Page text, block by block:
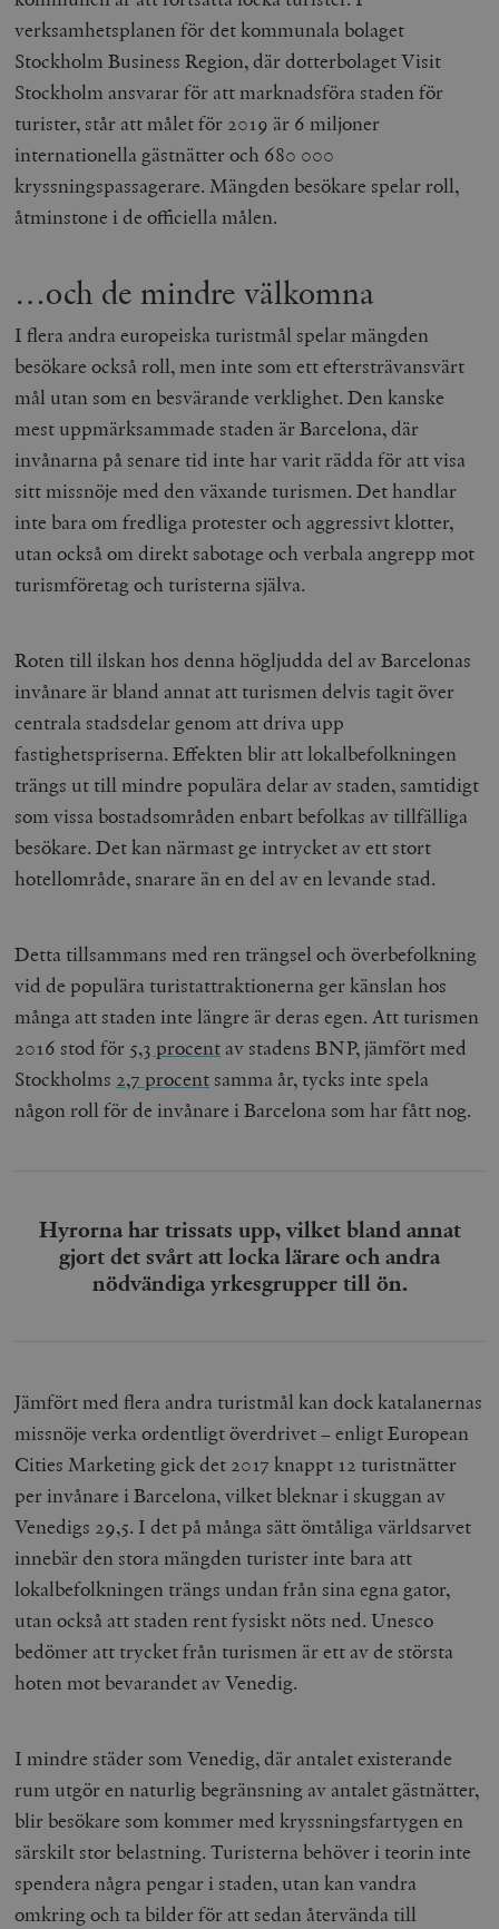
verksamhetsplanen för det kommunala bolaget
Stockholm Business Region, där dotterbolaget Visit
Stockholm ansvarar för att marknadsföra staden för
turister, står att målet för 2019 är 6 miljoner
internationella gästnätter och 680 000
kryssningspassagerare. Mängden besökare spelar roll,
åtminstone i de officiella målen.
…och de mindre välkomna
I flera andra europeiska turistmål spelar mängden
besökare också roll, men inte som ett eftersträvansvärt
mål utan som en besvärande verklighet. Den kanske
mest uppmärksammade staden är Barcelona, där
invånarna på senare tid inte har varit rädda för att visa
sitt missnöje med den växande turismen. Det handlar
inte bara om fredliga protester och aggressivt klotter,
utan också om direkt sabotage och verbala angrepp mot
turismföretag och turisterna själva.
Roten till ilskan hos denna högljudda del av Barcelonas
invånare är bland annat att turismen delvis tagit över
centrala stadsdelar genom att driva upp
fastighetspriserna. Effekten blir att lokalbefolkningen
trängs ut till mindre populära delar av staden, samtidigt
som vissa bostadsområden enbart befolkas av tillfälliga
besökare. Det kan närmast ge intrycket av ett stort
hotellområde, snarare än en del av en levande stad.
Detta tillsammans med ren trängsel och överbefolkning
vid de populära turistattraktionerna ger känslan hos
många att staden inte längre är deras egen. Att turismen
2016 stod för 5,3 procent av stadens BNP, jämfört med
Stockholms 2,7 procent samma år, tycks inte spela
någon roll för de invånare i Barcelona som har fått nog.
Hyrorna har trissats upp, vilket bland annat
gjort det svårt att locka lärare och andra
nödvändiga yrkesgrupper till ön.
Jämfört med flera andra turistmål kan dock katalanernas
missnöje verka ordentligt överdrivet – enligt European
Cities Marketing gick det 2017 knappt 12 turistnätter
per invånare i Barcelona, vilket bleknar i skuggan av
Venedigs 29,5. I det på många sätt ömtåliga världsarvet
innebär den stora mängden turister inte bara att
lokalbefolkningen trängs undan från sina egna gator,
utan också att staden rent fysiskt nöts ned. Unesco
bedömer att trycket från turismen är ett av de största
hoten mot bevarandet av Venedig.
I mindre städer som Venedig, där antalet existerande
rum utgör en naturlig begränsning av antalet gästnätter,
blir besökare som kommer med kryssningsfartygen en
särskilt stor belastning. Turisterna behöver i teorin inte
spendera några pengar i staden, utan kan vandra
omkring och ta bilder för att sedan återvända till